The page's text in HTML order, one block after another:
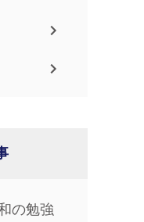
の勉強